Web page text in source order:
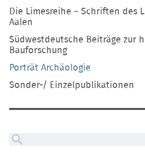
Die Limesreihe – Schriften des
Aalen
Südwestdeutsche Beiträge zur
Bauforschung
Porträt Archäologie
Sonder-/ Einzelpublikationen